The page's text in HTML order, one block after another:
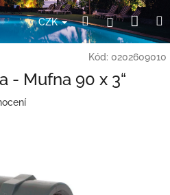
CZK HledatPřihlášení
Kód: 0202609010
- Mufna 90 x 3“